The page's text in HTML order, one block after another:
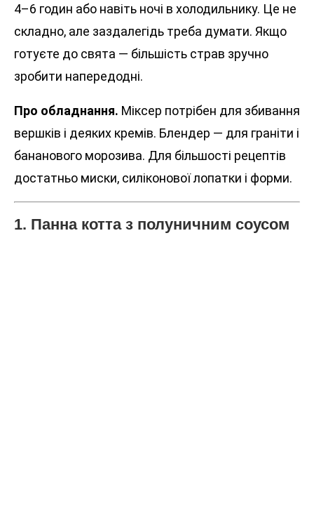
4–6 годин або навіть ночі в холодильнику. Це не
складно, але заздалегідь треба думати. Якщо
готуєте до свята — більшість страв зручно
зробити напередодні.
Про обладнання. Міксер потрібен для збивання
вершків і деяких кремів. Блендер — для граніти і
бананового морозива. Для більшості рецептів
достатньо миски, силіконової лопатки і форми.
1. Панна котта з полуничним соусом